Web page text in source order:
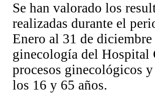
Se han valorado los
realizadas durante el
Enero al 31 de
ginecología del Hospital
procesos ginecológicos
los 16 y 65 años.